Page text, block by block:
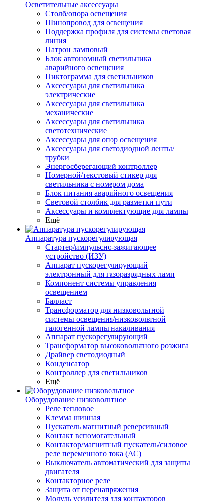
Осветительные аксессуары
Столб/опора освещения
Шинопровод для освещения
Поддержка профиля для системы световая
линия
Патрон ламповый
Блок автономный светильника
аварийного освещения
Пиктограмма для светильников
Аксессуары для светильника
электрические
Аксессуары для светильника
механические
Аксессуары для светильника
светотехнические
Аксессуары для опор освещения
Аксессуары для светодиодной ленты/
трубки
Энергосберегающий контроллер
Номерной/текстовый стикер для
светильника с номером дома
Блок питания аварийного освещения
Световой столбик для разметки пути
Аксессуары и комплектующие для лампы
Ещё
Аппаратура пускорегулирующая
Стартер/импульсно-зажигающее
устройство (ИЗУ)
Аппарат пускорегулирующий
электронный для газоразрядных ламп
Компонент системы управления
освещением
Балласт
Трансформатор для низковольтной
системы освещения/низковольтной
галогенной лампы накаливания
Аппарат пускорегулирующий
Трансформатор высоковольтного розжига
Драйвер светодиодный
Конденсатор
Контроллер для светильников
Ещё
Оборудование низковольтное
Реле тепловое
Клемма шинная
Пускатель магнитный реверсивный
Контакт вспомогательный
Контактор/магнитный пускатель/силовое
реле переменного тока (АС)
Выключатель автоматический для защиты
двигателя
Контакторное реле
Защита от перенапряжения
Модуль усилителя для контакторов